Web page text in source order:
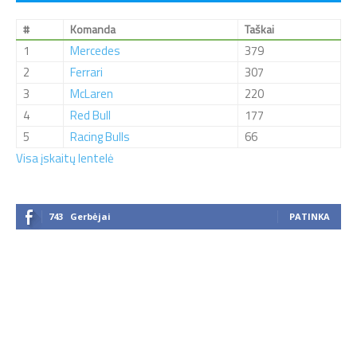
# Komanda Taškai
1 Mercedes
379
2
Ferrari
307
3
McLaren
220
4
Red Bull
177
5
Racing Bulls
66
Visa įskaitų lentelė
743 Gerbėjai PATINKA